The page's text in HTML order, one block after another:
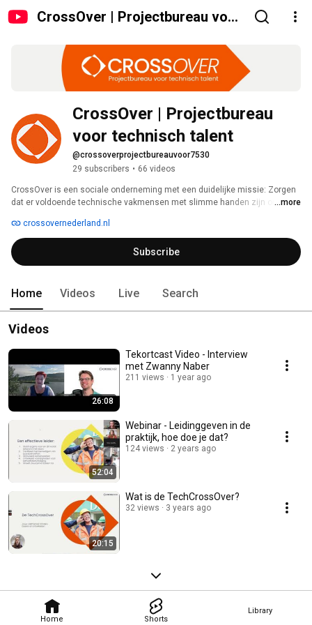
CrossOver | Projectbureau voor
Home Shorts
Library
CrossOver | Projectbureau
voor technisch talent
@crossoverprojectbureauvoor7530
29 subscribers • 66 videos
CrossOver is een sociale onderneming met een duidelijke missie: Zorgen
dat er voldoende technische vakmensen met slimme handen zijn om ...more
crossovernederland.nl
Subscribe
Home Videos Live Search
Videos
26:08
Tekortcast Video - Interview
met Zwanny Naber
211 views 1 year ago
52:04
Webinar - Leidinggeven in de
praktijk, hoe doe je dat?
124 views 2 years ago
20:15
Wat is de TechCrossOver?
32 views 3 years ago